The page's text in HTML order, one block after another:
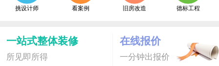
挑设计师 看案例 旧房改造 德标工程
一站式整体装修
所见即所得
在线报价
一分钟出报价